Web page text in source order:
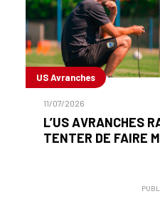
US Avranches
11/07/2026
L’US AVRANCHES
TENTER DE FAIRE